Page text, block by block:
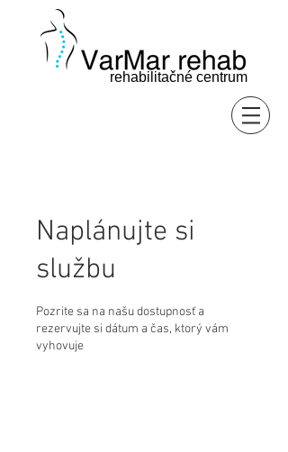
rehabilitačné centrum
Naplánujte si
službu
Pozrite sa na našu dostupnosť a
rezervujte si dátum a čas, ktorý vám
vyhovuje